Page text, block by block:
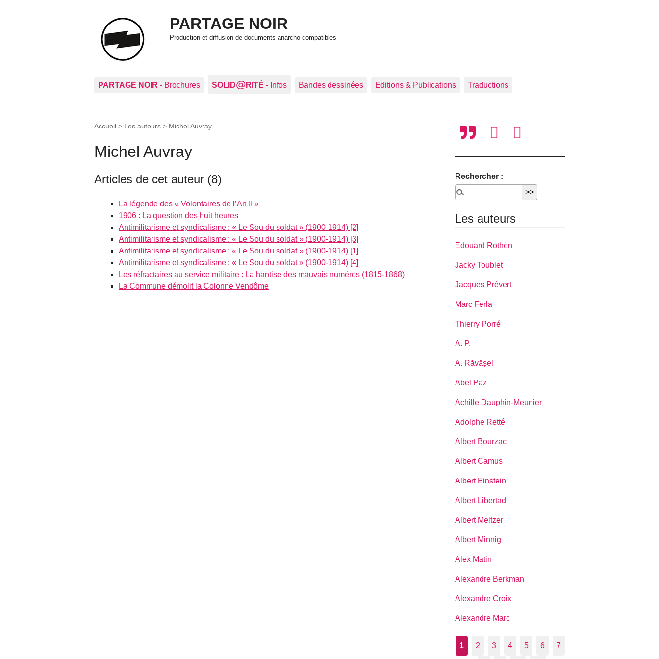
PARTAGE NOIR
Production et diffusion de documents anarcho-compatibles
PARTAGE NOIR - Brochures SOLID@RITÉ - Infos Bandes dessinées Editions & Publications Traductions
Accueil > Les auteurs > Michel Auvray
Michel Auvray
Articles de cet auteur (8)
La légende des « Volontaires de l’An II »
1906 : La question des huit heures
Antimilitarisme et syndicalisme : « Le Sou du soldat » (1900-1914) [2]
Antimilitarisme et syndicalisme : « Le Sou du soldat » (1900-1914) [3]
Antimilitarisme et syndicalisme : « Le Sou du soldat » (1900-1914) [1]
Antimilitarisme et syndicalisme : « Le Sou du soldat » (1900-1914) [4]
Les réfractaires au service militaire : La hantise des mauvais numéros (1815-1868)
La Commune démolit la Colonne Vendôme
Rechercher :
Les auteurs
Edouard Rothen
Jacky Toublet
Jacques Prévert
Marc Ferla
Thierry Porré
A. P.
A. Răvășel
Abel Paz
Achille Dauphin-Meunier
Adolphe Retté
Albert Bourzac
Albert Camus
Albert Einstein
Albert Libertad
Albert Meltzer
Albert Minnig
Alex Matin
Alexandre Berkman
Alexandre Croix
Alexandre Marc
1 2 3 4 5 6 7